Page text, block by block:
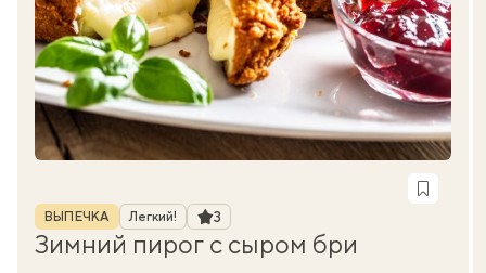
Рубрика
ВЫПЕЧКА Легкий! Рейтинг
3
Зимний пирог с сыром бри